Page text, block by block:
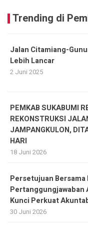
Trending di
Jalan Citamiang-
Lebih Lancar
2 Juni 2025
PEMKAB SUKABUMI
REKONSTRUKSI
JAMPANGKULON,
HARI
18 Juni 2026
Persetujuan Bersama
Pertanggungjawaban
Kunci Perkuat
30 Juni 2026